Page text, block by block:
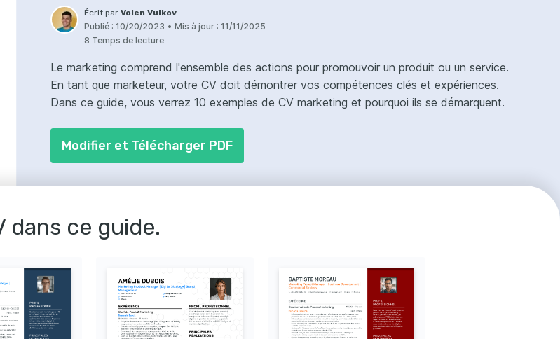
Écrit parVolen Vulkov
Publié : 10/20/2023 • Mis à jour : 11/11/2025
8 Temps de lecture
Le marketing comprend l'ensemble des actions pour promouvoir un produit ou un service.
En tant que marketeur, votre CV doit démontrer vos compétences clés et expériences.
Dans ce guide, vous verrez 10 exemples de CV marketing et pourquoi ils se démarquent.
Modifier et Télécharger PDF
dans ce guide.